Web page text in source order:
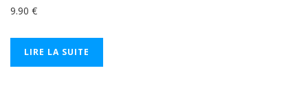
9.90 €
LIRE LA SUITE